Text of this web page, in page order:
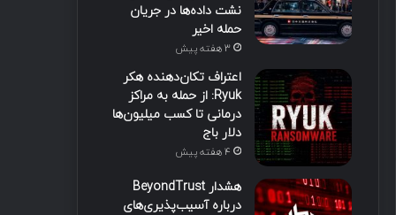
نشت داده‌ها در جریان
حمله اخیر
3 هفته پیش
اعتراف تکان‌دهنده هکر
Ryuk: از حمله به مراکز
درمانی تا کسب میلیون‌ها
دلار باج
4 هفته پیش
هشدار BeyondTrust
درباره آسیب‌پذیری‌های